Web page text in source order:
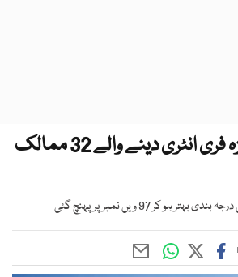
پاکستانیوں کو ویزہ فری انٹری دینے والے 32 ممالک
ہو کر 97 ویں نمبر پر پہنچ گئی